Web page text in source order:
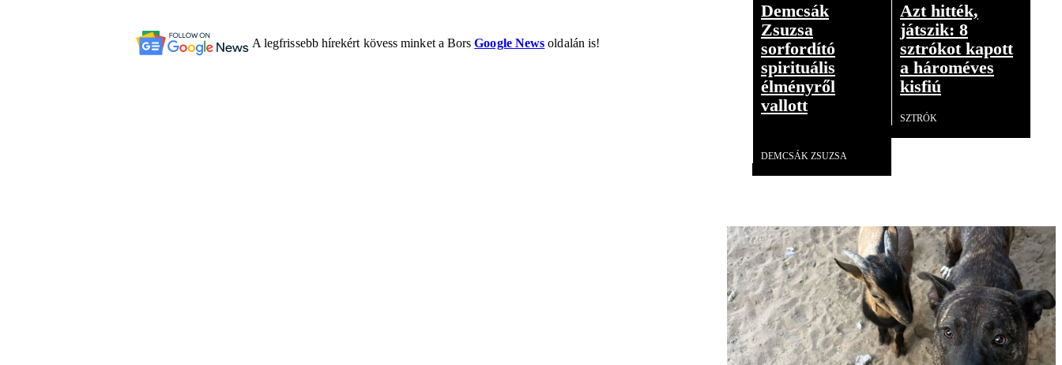
A legfrissebb hírekért kövess minket a BorsGoogle News oldalán is!
Demcsák
Zsuzsa
sorfordító
spirituális
élményről
vallott
DEMCSÁK ZSUZSA
Azt hitték,
játszik: 8
sztrókot kapott
a hároméves
kisfiú
SZTRÓK